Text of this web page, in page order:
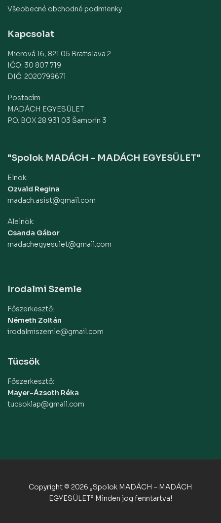
Všeobecné obchodné podmienky
Kapcsolat
Mierová 16, 821 05 Bratislava 2
IČO: 30 807 719
DIČ: 2020799671
Postacím:
MADÁCH EGYESÜLET
P.O. BOX 28 931 03 Šamorín 3
"Spolok MADÁCH - MADÁCH EGYESÜLET"
Elnök:
Ozvald Regina
madach.asist@gmail.com
Alelnök:
Csanda Gábor
madachegyesulet@gmail.com
Irodalmi Szemle
Főszerkesztő:
Németh Zoltán
irodalmiszemle@gmail.com
Tücsök
Főszerkesztő:
Mayer-Ázsoth Réka
tucsoklap@gmail.com
Copyright © 2026 „Spolok MADÁCH – MADÁCH
EGYESÜLET” Minden jog fenntartva!